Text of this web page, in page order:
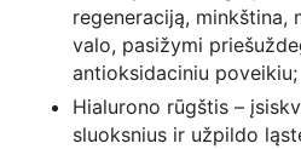
regeneraciją, minkština,
valo, pasižymi
antioksidaciniu poveikiu;
Hialurono rūgštis –
sluoksnius ir užpildo